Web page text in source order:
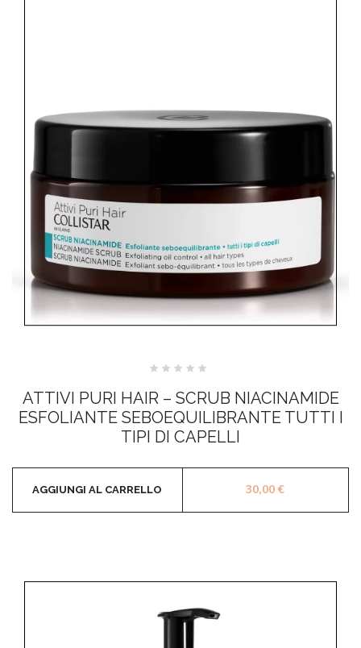
su
5
ATTIVI PURI HAIR – SCRUB NIACINAMIDE
ESFOLIANTE SEBOEQUILIBRANTE TUTTI I
TIPI DI CAPELLI
30,00€
AGGIUNGI AL CARRELLO